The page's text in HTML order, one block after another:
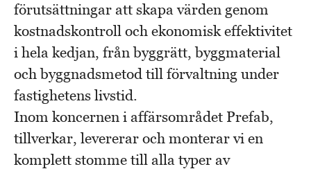
förutsättningar att skapa värden genom
kostnadskontroll och ekonomisk effektivitet
i hela kedjan, från byggrätt, byggmaterial
och byggnadsmetod till förvaltning under
fastighetens livstid.
Inom koncernen i affärsområdet Prefab,
tillverkar, levererar och monterar vi en
komplett stomme till alla typer av